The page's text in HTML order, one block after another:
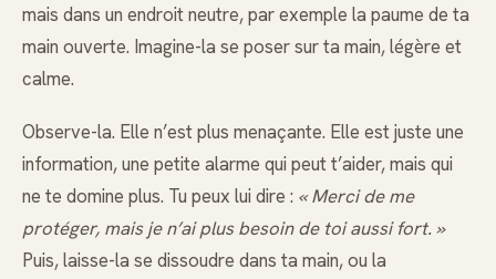
mais dans un endroit neutre, par exemple la paume de ta
main ouverte. Imagine-la se poser sur ta main, légère et
calme.
Observe-la. Elle n’est plus menaçante. Elle est juste une
information, une petite alarme qui peut t’aider, mais qui
ne te domine plus. Tu peux lui dire : « Merci de me
protéger, mais je n’ai plus besoin de toi aussi fort. »
Puis, laisse-la se dissoudre dans ta main, ou la